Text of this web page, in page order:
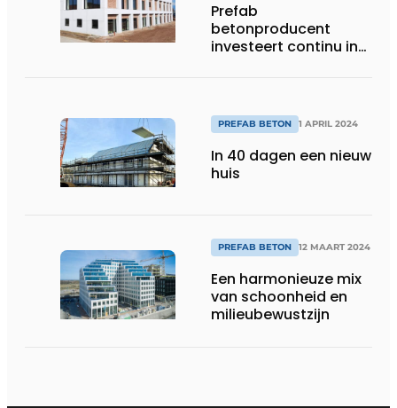
Prefab
betonproducent
investeert continu in
PREFAB BETON 1 APRIL 2024
In 40 dagen een nieuw
huis
PREFAB BETON 12 MAART 2024
Een harmonieuze mix
van schoonheid en
milieubewustzijn